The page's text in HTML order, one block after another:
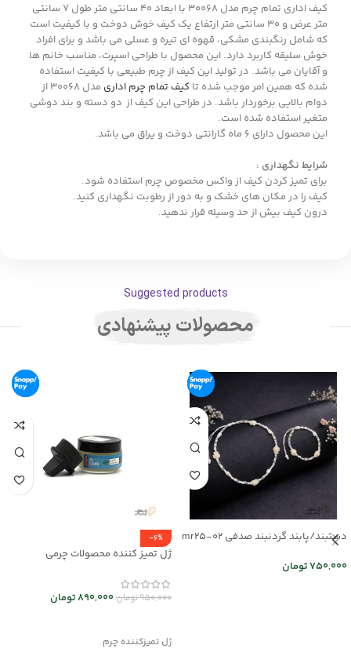
کیف اداری تمام چرم مدل 30068 با ابعاد 40 سانتی متر طول 7 سانتی
متر عرض و 30 سانتی متر ارتفاع یک کیف خوش دوخت و با کیفیت است
که شامل رنگبندی مشکی، قهوه ای تیره و عسلی می باشد و برای افراد
خوش سلیقه کاربرد دارد. این محصول با طراحی اسپرت، مناسب خانم ها
و آقایان می باشد. در تولید این کیف از چرم طبیعی با کیفیت استفاده
شده که همین امر موجب شده تا کیف تمام چرم اداری
مدل 30068 از
دوام بالایی برخوردار باشد. در طراحی این کیف از دو دسته و بند دوشی
متغیر استفاده شده است.
این محصول دارای 6 ماه گارانتی دوخت و یراق می باشد.
شرایط نگهداری :
برای تمیز کردن کیف از واکس مخصوص چرم استفاده شود.
کیف را در مکان های خشک و به دور از رطوبت نگهداری کنید.
درون کیف بیش از حد وسیله قرار ندهید.
Suggested products
محصولات پیشنهادی
دستبند/پابند گردنبند صدفی mr25-02
750,000تومان
-6%
ژل تمیز کننده محصولات چرمی
950,000تومان890,000تومان
ژل تمیزکننده چرم